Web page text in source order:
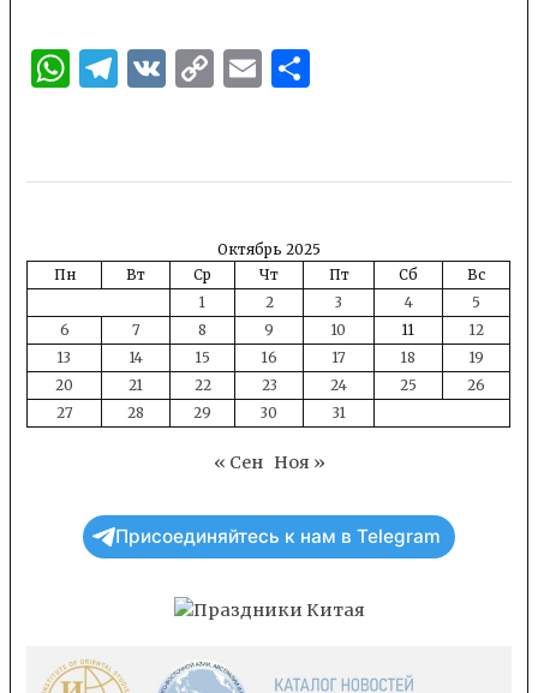
WhatsApp
Telegram
VKCopyEmail
Октябрь 2025
Пн
Вт Ср Чт Пт Сб
Вс
1
2 3 4
5
6
7 8 9 10 11
12
13
14 15 16 17 18
19
20
21 22 23 24 25
26
27
28 29 30 31
« Сен Ноя »
Присоединяйтесь к нам в Telegram